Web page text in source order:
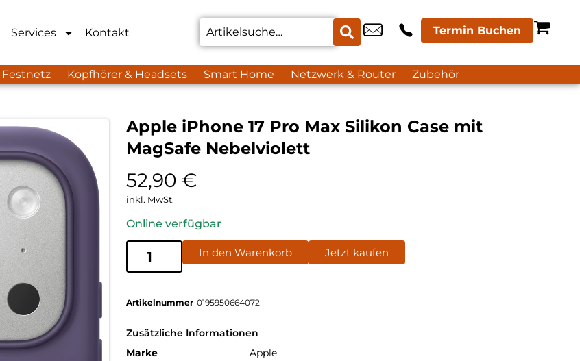
Services Kontakt Termin Buchen
Festnetz Kopfhörer & Headsets Smart Home Netzwerk & Router Zubehör
Apple iPhone 17 Pro Max Silikon Case mit
MagSafe Nebelviolett
52,90 €
inkl. MwSt.
Online verfügbar
In den Warenkorb Jetzt kaufen
Artikelnummer 0195950664072
Zusätzliche Informationen
Marke
Apple